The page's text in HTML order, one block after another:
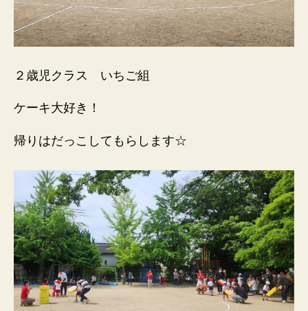
２歳児クラス いちご組
ケーキ大好き！
帰りはだっこしてもらします☆